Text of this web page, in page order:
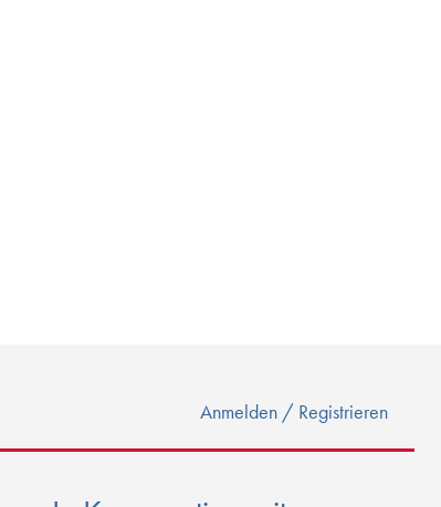
Anmelden / Registrieren